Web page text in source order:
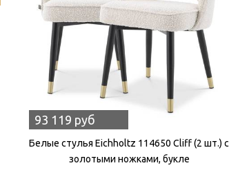
93 119 руб
Белые стулья Eichholtz 114650 Cliff (2 шт.) с
золотыми ножками, букле